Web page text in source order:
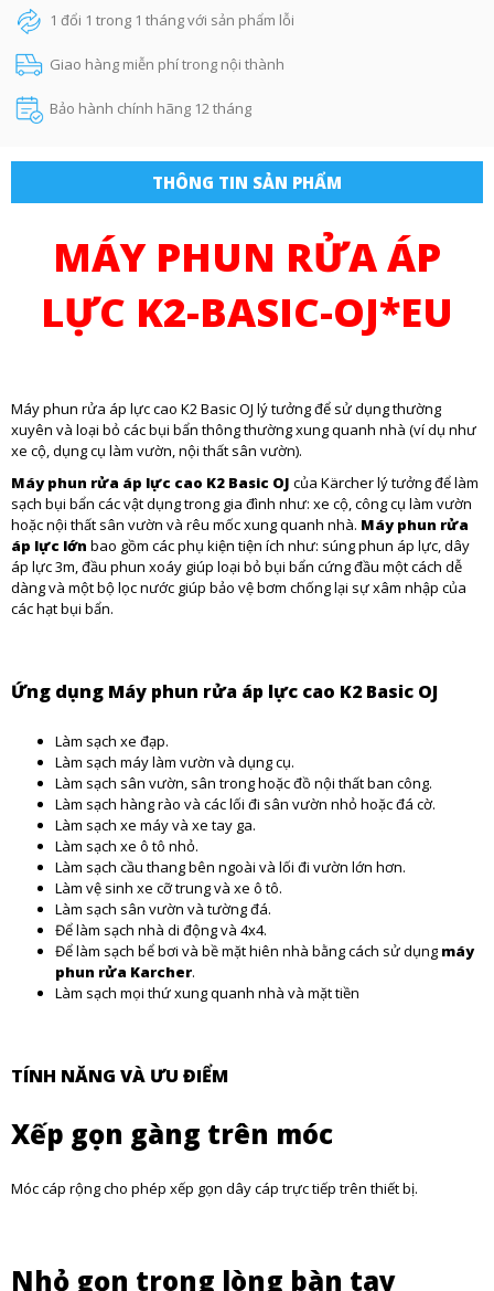
1 đổi 1 trong 1 tháng với sản phẩm lỗi
Giao hàng miễn phí trong nội thành
Bảo hành chính hãng 12 tháng
THÔNG TIN SẢN PHẨM
MÁY PHUN RỬA ÁP
LỰC K2-BASIC-OJ*EU
Máy phun rửa áp lực cao K2 Basic OJ lý tưởng để sử dụng thường
xuyên và loại bỏ các bụi bẩn thông thường xung quanh nhà (ví dụ như
xe cộ, dụng cụ làm vườn, nội thất sân vườn).
Máy phun rửa áp lực cao K2 Basic OJ của Kärcher lý tưởng để làm
sạch bụi bẩn các vật dụng trong gia đình như: xe cộ, công cụ làm vườn
hoặc nội thất sân vườn và rêu mốc xung quanh nhà. Máy phun rửa
áp lực lớn bao gồm các phụ kiện tiện ích như: súng phun áp lực, dây
áp lực 3m, đầu phun xoáy giúp loại bỏ bụi bẩn cứng đầu một cách dễ
dàng và một bộ lọc nước giúp bảo vệ bơm chống lại sự xâm nhập của
các hạt bụi bẩn.
Ứng dụng Máy phun rửa áp lực cao K2 Basic OJ
Làm sạch xe đạp.
Làm sạch máy làm vườn và dụng cụ.
Làm sạch sân vườn, sân trong hoặc đồ nội thất ban công.
Làm sạch hàng rào và các lối đi sân vườn nhỏ hoặc đá cờ.
Làm sạch xe máy và xe tay ga.
Làm sạch xe ô tô nhỏ.
Làm sạch cầu thang bên ngoài và lối đi vườn lớn hơn.
Làm vệ sinh xe cỡ trung và xe ô tô.
Làm sạch sân vườn và tường đá.
Để làm sạch nhà di động và 4x4.
Để làm sạch bể bơi và bề mặt hiên nhà bằng cách sử dụng máy
phun rửa Karcher.
Làm sạch mọi thứ xung quanh nhà và mặt tiền
TÍNH NĂNG VÀ ƯU ĐIỂM
Xếp gọn gàng trên móc
Móc cáp rộng cho phép xếp gọn dây cáp trực tiếp trên thiết bị.
Nhỏ gọn trong lòng bàn tay